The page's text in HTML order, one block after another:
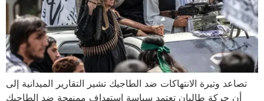
تصاعد وتيرة الانتهاكات ضد الطاجيك تشير التقارير الميدانية إلى
أن حركة طالبان تعتمد سياسة استهداف ممنهجة ضد الطاجيك